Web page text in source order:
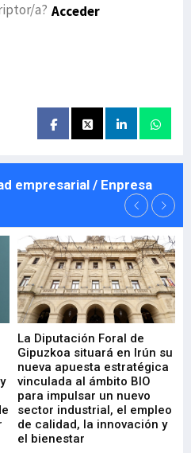
a? Acceder
empresarial / Enpresa
La Diputación Foral de
Gipuzkoa situará en Irún su
nueva apuesta estratégica
vinculada al ámbito BIO
para impulsar un nuevo
sector industrial, el empleo
de calidad, la innovación y
el bienestar